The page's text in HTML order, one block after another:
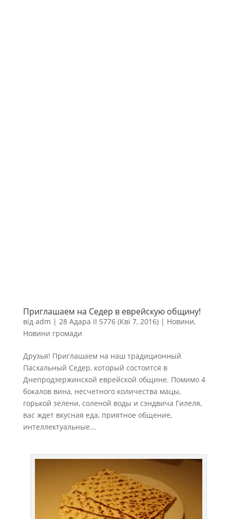
Приглашаем на Седер в еврейскую общину!
від adm | 28 Адара II 5776 (Кві 7, 2016)| Новини,
Новини громади
Друзья! Приглашаем на наш традиционный
Пасхальный Седер, который состоится в
Днепродзержинской еврейской общине. Помимо 4
бокалов вина, несчетного количества мацы,
горькой зелени, соленой воды и сэндвича Гилеля,
вас ждет вкусная еда, приятное общение,
интеллектуальные...